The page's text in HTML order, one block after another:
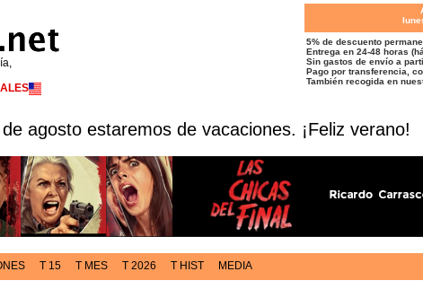
5% de descuento
Entrega en 24-48 horas
Sin gastos de envío a
Pago por transferencia,
También recogida en
agosto estaremos de vacaciones. ¡Feliz verano!
T 15 T MES T 2026 T HIST MEDIA